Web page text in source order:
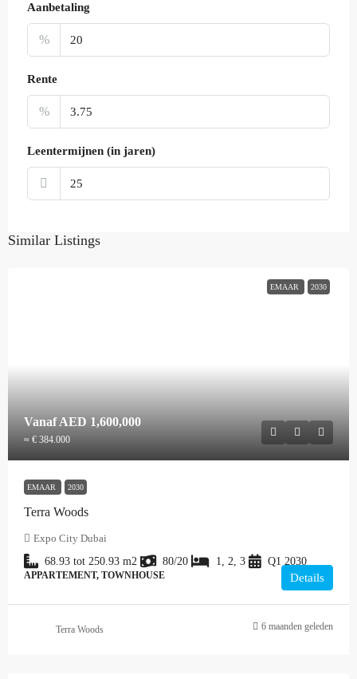
Aanbetaling
%
Rente
%
Leentermijnen (in jaren)
Similar Listings
EMAAR 2030
VanafAED 1,600,000
≈ € 384.000
EMAAR 2030
Terra Woods
Expo City Dubai
68.93 tot 250.93 m2 80/20 1, 2, 3 Q1 2030
APPARTEMENT, TOWNHOUSE Details
Terra Woods 6 maanden geleden